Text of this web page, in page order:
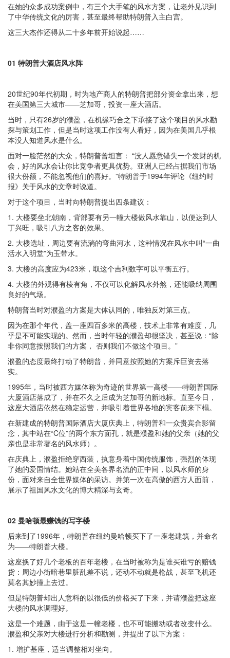
在她的众多成功案例中，有三个大手笔的风水方案，让老外见识到
了中华传统文化的厉害，甚至最终帮助特朗普入主白宫。
这三大杰作还得从二十多年前开始说起……
01 特朗普大酒店风水阵
20世纪90年代初期，时为地产商人的特朗普把部分资金拿出来，想
在美国第三大城市——芝加哥，投资一座大酒店。
当时，只有26岁的濮盈，在机缘巧合之下承接了这个项目的风水勘
探与策划工作，但是当时这项工作没有人看好，因为在美国几乎根
本没人知道风水是什么。
面对一脸茫然的大众，特朗普曾坦言： “没人愿意错失一个发财的机
会，好的风水会让你比竞争者更具优势。亚洲人已经占据我们市场
很大份额，不能忽视他们的喜好。”特朗普于1994年评论《纽约时
报》关于风水的文章时说道。
对于这个项目，当时向特朗普提出四条建议：
1. 大楼要坐北朝南，背部要有另一幢大楼做风水靠山，以便达到人
丁兴旺，吸引八方之客的效果。
2. 大楼选址，周边要有流淌的弯曲河水，这种情况在风水中叫“一曲
活水入明堂”为玉带水。
3. 大楼的高度应为423米，取这个吉利数字可以平衡五行。
4. 大楼的外观得有棱有角，不仅可以化解风水外煞，还能吸纳周围
良好的气场。
特朗普当时对濮盈的方案是大体认同的，唯独反对第三点。
因为在那个年代，盖一座四百多米的高楼，技术上非常有难度，几
乎是不可能实现的。然而，当时年轻的濮盈却很坚决，甚至说：“除
非你同意按照我们的方案， 否则我们不做这个项目。”
濮盈的态度最终打动了特朗普，并同意按照她的方案斥巨资去落
实。
1995年，当时被西方媒体称为奇迹的世界第一高楼——特朗普国际
大厦酒店落成了，并在不久之后成为芝加哥的新地标。直至今日，
这座大酒店依然在稳定运营，并吸引着世界各地的宾客前来下榻。
在新建成的特朗普国际酒店大厦庆典上，特朗普和一众贵宾合影留
念，其中站在“C位”的两个东方面孔，就是濮盈和她的父亲（她的父
亲也是非常著名的风水师）。
在庆典上，濮盈拒绝穿西装，执意身着中国传统服饰，强烈的体现
了她的爱国情结。她站在全美各界名流的正中间，以风水师的身
份，面对来自全世界媒体的采访。并第一次在高傲的西方人面前，
展示了祖国风水文化的博大精深与玄奇。
02 曼哈顿最赚钱的写字楼
后来到了1996年，特朗普在纽约曼哈顿买下了一座老建筑，并命名
为——特朗普大楼。
这座换了好几个老板的百年老楼，在当时被称为是谁买谁亏的赔钱
货：周边小街暗巷里脏乱差不说，还动不动就是枪战，甚至飞机还
莫名其妙撞上去过。
但是特朗普却出人意料的以很低的价格买了下来，并请濮盈把这座
大楼的风水调理好。
这是一个难题，由于这是一幢老楼，也不可能搬动或者改变什么。
濮盈和父亲对大楼进行分析和勘测，并提出了以下方案：
1. 增扩基座，适当调整相对坐向。